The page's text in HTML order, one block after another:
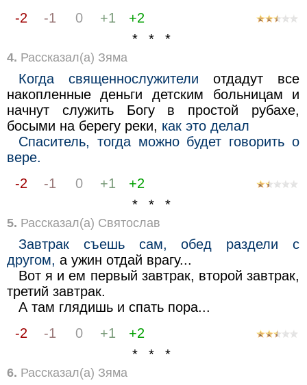
-2
-1 0 +1
+2
* * *
4. Рассказал(а) Зяма
Когда священнослужители отдадут все
накопленные деньги детским больницам и
начнут служить Богу в простой рубахе,
босыми на берегу реки, как это делал
Спаситель, тогда можно будет говорить о
вере.
-2
-1 0 +1
+2
* * *
5. Рассказал(а) Святослав
Завтрак съешь сам, обед раздели с
другом, а ужин отдай врагу...
Вот я и ем первый завтрак, второй завтрак,
третий завтрак.
А там глядишь и спать пора...
-2
-1 0 +1
+2
* * *
6. Рассказал(а) Зяма